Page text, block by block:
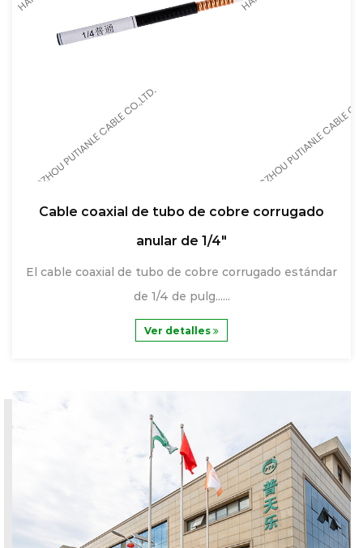
Cable coaxial de tubo de cobre corrugado
anular de 1/4"
El cable coaxial de tubo de cobre corrugado estándar
de 1/4 de pulg......
Ver detalles